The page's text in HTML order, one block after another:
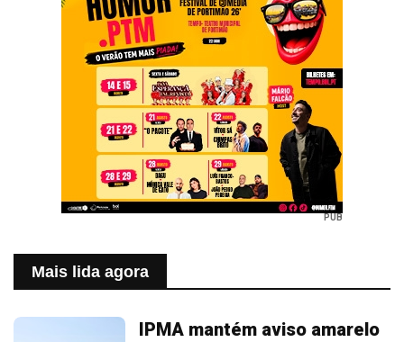
PUB
Mais lida agora
IPMA mantém aviso amarelo